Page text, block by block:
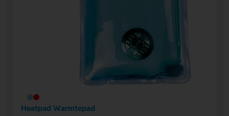
Heatpad Warmtepad